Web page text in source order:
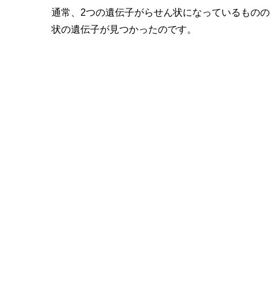
通常、2つの遺伝子がらせん状になっているもの
状の遺伝子が見つかったのです。